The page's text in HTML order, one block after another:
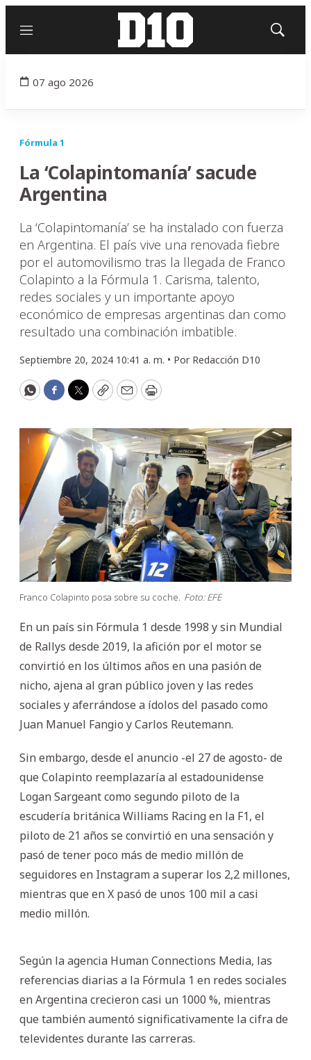
Menú
Mostrar
07 ago 2026
Fórmula 1
La ‘Colapintomanía’ sacude
Argentina
La ‘Colapintomanía’ se ha instalado con fuerza
en Argentina. El país vive una renovada fiebre
por el automovilismo tras la llegada de Franco
Colapinto a la Fórmula 1. Carisma, talento,
redes sociales y un importante apoyo
económico de empresas argentinas dan como
resultado una combinación imbatible.
Septiembre 20, 2024 10:41 a. m. • Por Redacción D10
WhatsApp
Facebook
Twitter
CopyEmailPrint
Franco Colapinto posa sobre su coche. Foto: EFE
En un país sin Fórmula 1 desde 1998 y sin Mundial
de Rallys desde 2019, la afición por el motor se
convirtió en los últimos años en una pasión de
nicho, ajena al gran público joven y las redes
sociales y aferrándose a ídolos del pasado como
Juan Manuel Fangio y Carlos Reutemann.
Sin embargo, desde el anuncio -el 27 de agosto- de
que Colapinto reemplazaría al estadounidense
Logan Sargeant como segundo piloto de la
escudería británica Williams Racing en la F1, el
piloto de 21 años se convirtió en una sensación y
pasó de tener poco más de medio millón de
seguidores en Instagram a superar los 2,2 millones,
mientras que en X pasó de unos 100 mil a casi
medio millón.
Según la agencia Human Connections Media, las
referencias diarias a la Fórmula 1 en redes sociales
en Argentina crecieron casi un 1000 %, mientras
que también aumentó significativamente la cifra de
televidentes durante las carreras.